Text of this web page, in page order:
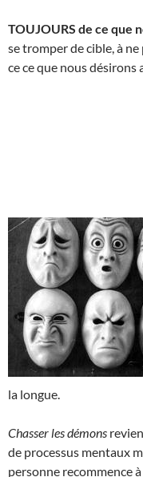
TOUJOURS de ce que
se tromper de cible, à
ce ce que nous
la longue.
Chasser les démons
de processus mentaux
personne recommence